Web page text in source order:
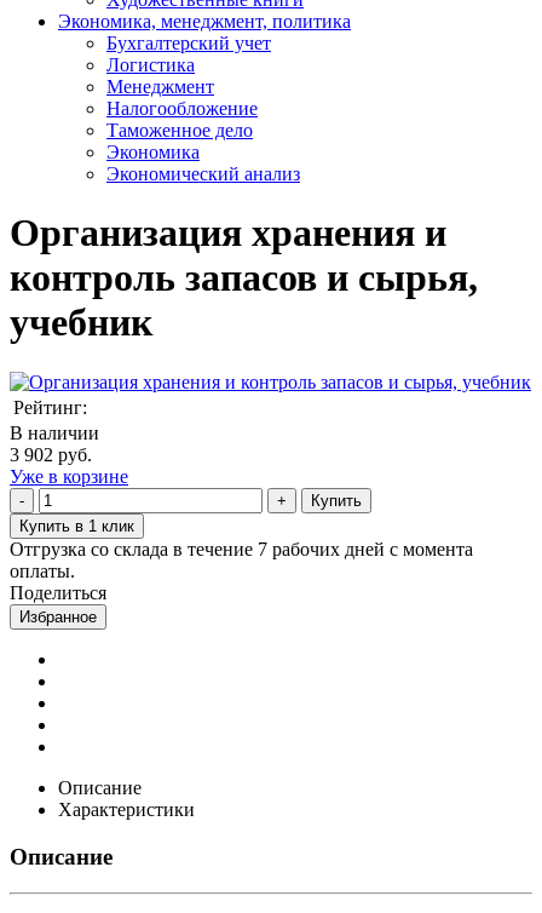
Экономика, менеджмент, политика
Бухгалтерский учет
Логистика
Менеджмент
Налогообложение
Таможенное дело
Экономика
Экономический анализ
Организация хранения и
контроль запасов и сырья,
учебник
Рейтинг:
В наличии
3 902 руб.
Уже в корзине
Купить
Купить в 1 клик
Отгрузка со склада в течение 7 рабочих дней с момента
оплаты.
Поделиться
Избранное
Описание
Характеристики
Описание